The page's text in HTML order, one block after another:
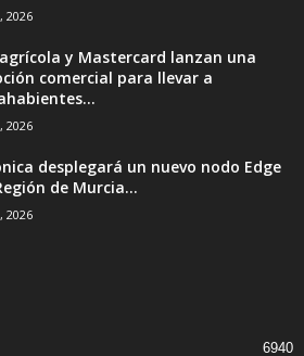
2026
y Mastercard lanzan una
comercial para llevar a
2026
desplegará un nuevo nodo Edge
de Murcia...
2026
6940